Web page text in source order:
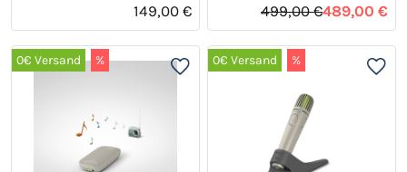
149,00 € 499,00 €489,00 €
0€ Versand % 0€ Versand %